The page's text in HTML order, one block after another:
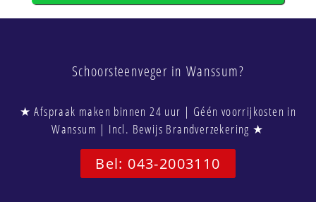
Schoorsteenveger in Wanssum?
★ Afspraak maken binnen 24 uur | Géén voorrijkosten in
Wanssum | Incl. Bewijs Brandverzekering ★
Bel: 043-2003110